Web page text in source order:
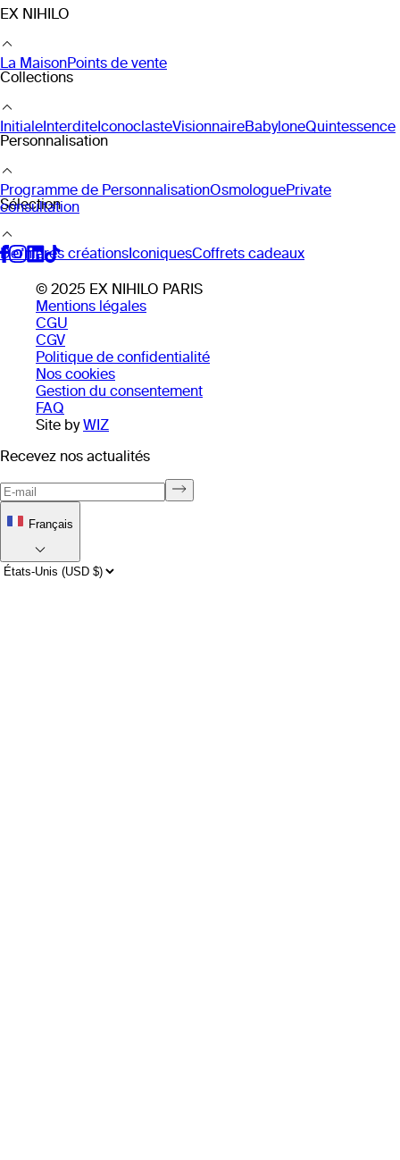
EX NIHILO
La MaisonPoints de vente
Collections
InitialeInterditeIconoclasteVisionnaireBabyloneQuintessence
Personnalisation
Programme de PersonnalisationOsmologuePrivate
consultation
Sélection
Dernières créationsIconiquesCoffrets cadeaux
© 2025 EX NIHILO PARIS
Mentions légales
CGU
CGV
Politique de confidentialité
Nos cookies
Gestion du consentement
FAQ
Site by WIZ
Recevez nos actualités
Français